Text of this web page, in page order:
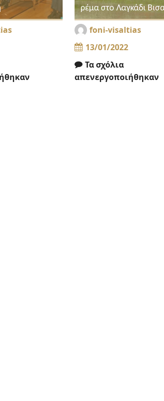
ρέμα στο Λαγκάδι
foni-visaltias
13/01/2022
Τα σχόλια
απενεργοποιήθηκαν